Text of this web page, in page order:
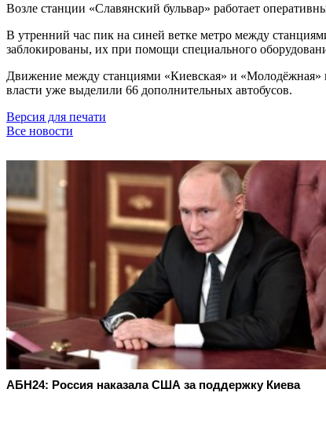
Возле станции «Славянский бульвар» работает
В утренний час пик на синей ветке метро между
заблокированы, их при помощи специального
Движение между станциями «Киевская» и «Молодёжная»
власти уже выделили 66 дополнительных автобусов.
Версия для печати
Все новости
АБН24: Россия наказала США за поддержку Киева